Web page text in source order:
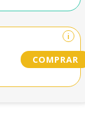
i
COMPRAR